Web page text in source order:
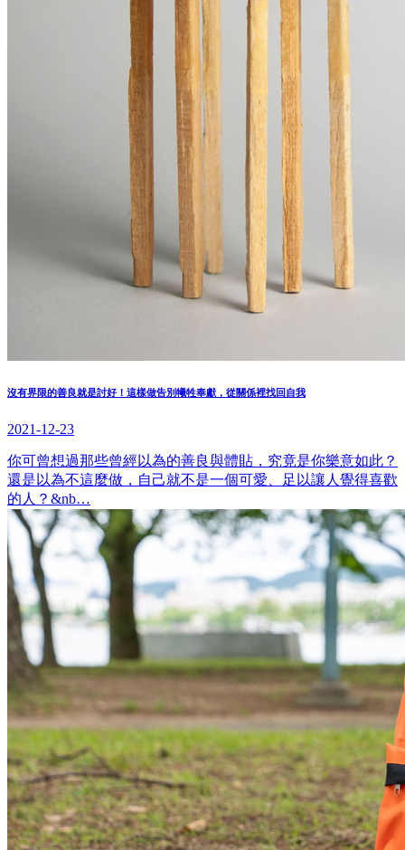
沒有界限的善良就是討好！這樣做告別犧牲奉獻，從關係裡找回自我
2021-12-23
你可曾想過那些曾經以為的善良與體貼，究竟是你樂意如此？
還是以為不這麼做，自己就不是一個可愛、足以讓人覺得喜歡
的人？&nb…